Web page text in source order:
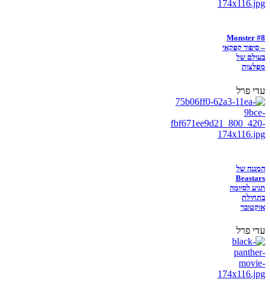
Monster #8
– סיפור קפקאי
בעולם של
מפלצות
עדי פרל
המנגה של
Beastars
תגיע לסיומה
בתחילת
אוקטובר
עדי פרל